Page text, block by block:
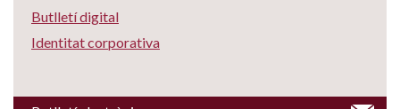
Butlletí digital
Identitat corporativa